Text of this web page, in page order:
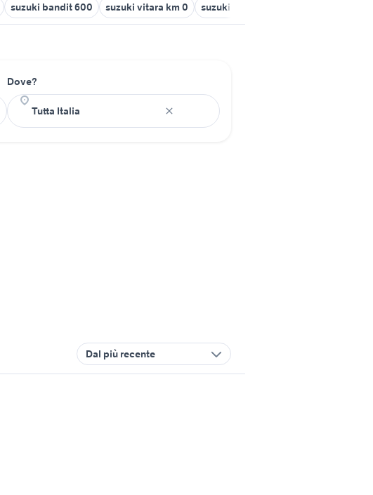
suzuki bandit 600 suzuki vitara km 0 suzuki naked
Dove?
Dal più recente